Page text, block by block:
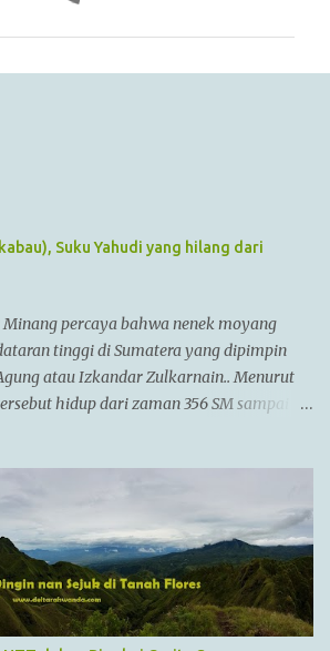
Suku Yahudi yang hilang dari
percaya bahwa nenek moyang
tinggi di Sumatera yang dipimpin
atau Izkandar Zulkarnain.. Menurut
hidup dari zaman 356 SM sampai
zamannya, dia sudah menguasai
sudah dikenal. Ayahnya adalah Philip II
kota2 di dataran utama Yunani
Macedonian dalam sebuah Negara
Corinth (League of Corinth) Raja
daerah2 termasuk